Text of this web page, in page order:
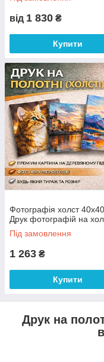
від 1 830 ₴
Купити
Фотографія холст
Друк фотографій на
Під замовлення
1 263 ₴
Купити
Друк на